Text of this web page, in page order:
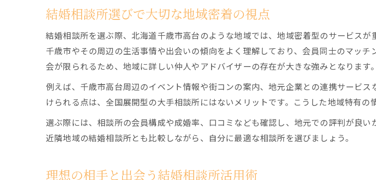
北海道の婚活に強いアプリの
マッチングアプリでダメな人
結婚相談所とアプリの両立
理想の出会いを実現する3ヶ月ル
3ヶ月ルールで婚活を効率化
結婚相談所カウンセラーと
3ヶ月ルールで価値観の不一
結婚相談所選びで大切な地域密着の視点
結婚相談所を選ぶ際、北海道千歳市高台のような地域では、地域密着型のサービス
千歳市やその周辺の生活事情や出会いの傾向をよく理解しており、会員同士のマッ
会が限られるため、地域に詳しい仲人やアドバイザーの存在が大きな強みとなります。
例えば、千歳市高台周辺のイベント情報や街コンの案内、地元企業との連携サービ
けられる点は、全国展開型の大手相談所にはないメリットです。こうした地域特有の
選ぶ際には、相談所の会員構成や成婚率、口コミなども確認し、地元での評判が良
近隣地域の結婚相談所とも比較しながら、自分に最適な相談所を選びましょう。
理想の相手と出会う結婚相談所活用術